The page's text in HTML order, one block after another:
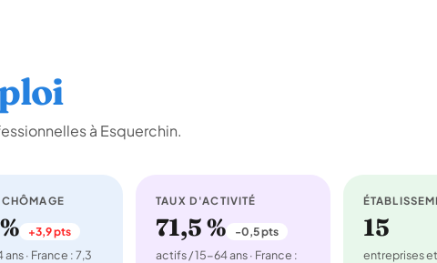
à Esquerchin.
+3,9 pts
· France : 7,3
TAUX D'ACTIVITÉ
71,5 % -0,5 pts
actifs / 15-64 ans · France :
15
entreprises